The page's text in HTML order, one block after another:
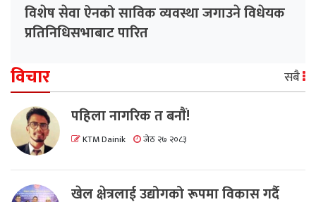
विशेष सेवा ऐनको साविक व्यवस्था जगाउने विधेयक
प्रतिनिधिसभाबाट पारित
विचार सबै
पहिला नागरिक त बनाैं!
KTM Dainik जेठ २७ २०८३
खेल क्षेत्रलाई उद्योगको रूपमा विकास गर्दै